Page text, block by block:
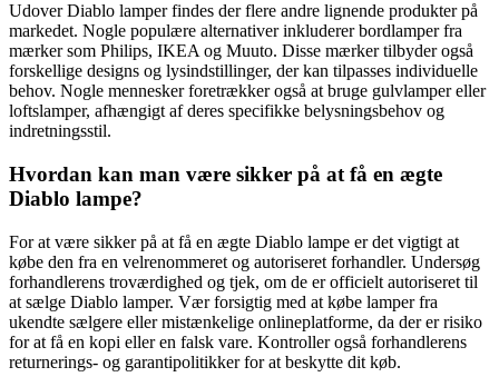
Udover Diablo lamper findes der flere andre lignende produkter på
markedet. Nogle populære alternativer inkluderer bordlamper fra
mærker som Philips, IKEA og Muuto. Disse mærker tilbyder også
forskellige designs og lysindstillinger, der kan tilpasses individuelle
behov. Nogle mennesker foretrækker også at bruge gulvlamper eller
loftslamper, afhængigt af deres specifikke belysningsbehov og
indretningsstil.
Hvordan kan man være sikker på at få en ægte
Diablo lampe?
For at være sikker på at få en ægte Diablo lampe er det vigtigt at
købe den fra en velrenommeret og autoriseret forhandler. Undersøg
forhandlerens troværdighed og tjek, om de er officielt autoriseret til
at sælge Diablo lamper. Vær forsigtig med at købe lamper fra
ukendte sælgere eller mistænkelige onlineplatforme, da der er risiko
for at få en kopi eller en falsk vare. Kontroller også forhandlerens
returnerings- og garantipolitikker for at beskytte dit køb.